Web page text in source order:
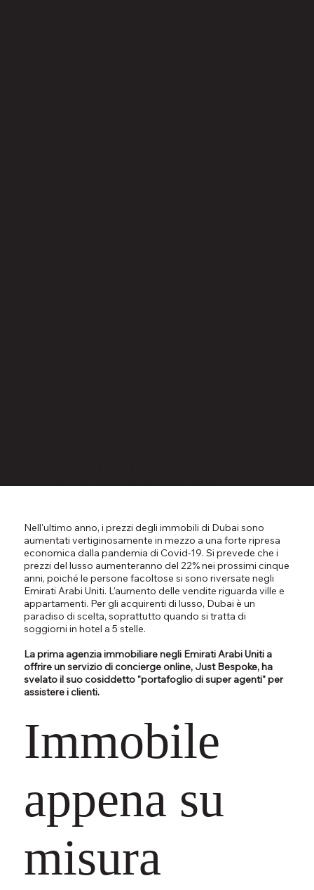
Immobile
appena su
misura
Nell'ultimo anno, i prezzi degli immobili di Dubai sono
aumentati vertiginosamente in mezzo a una forte ripresa
economica dalla pandemia di Covid-19. Si prevede che i
prezzi del lusso aumenteranno del 22% nei prossimi cinque
anni, poiché le persone facoltose si sono riversate negli
Emirati Arabi Uniti. L'aumento delle vendite riguarda ville e
appartamenti. Per gli acquirenti di lusso, Dubai è un
paradiso di scelta, soprattutto quando si tratta di
soggiorni in hotel a 5 stelle.
La prima agenzia immobiliare negli Emirati Arabi Uniti a
offrire un servizio di concierge online, Just Bespoke, ha
svelato il suo cosiddetto "portafoglio di super agenti" per
assistere i clienti.